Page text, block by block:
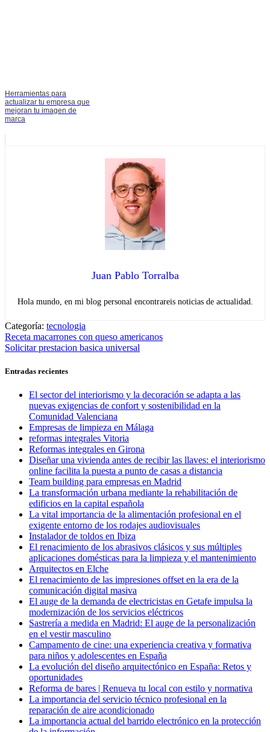
Herramientas para
actualizar tu empresa que
mejoran tu imagen de
marca
Juan Pablo Torralba
Hola mundo, en mi blog personal encontrareis noticias de actualidad.
Categoría: tecnologia
Navegación
de
entradas
Entrada
anterior:
Receta macarrones con queso americanos
Entrada
Solicitar prestacion basica universal
Entradas recientes
El sector del interiorismo y la decoración se adapta a las
nuevas exigencias de confort y sostenibilidad en la
Comunidad Valenciana
Empresas de limpieza en Málaga
reformas integrales Vitoria
Reformas integrales en Girona
Diseñar una vivienda antes de recibir las llaves: el interiorismo
online facilita la puesta a punto de casas a distancia
Team building para empresas en Madrid
La transformación urbana mediante la rehabilitación de
edificios en la capital española
La vital importancia de la alimentación profesional en el
exigente entorno de los rodajes audiovisuales
Instalador de toldos en Ibiza
El renacimiento de los abrasivos clásicos y sus múltiples
aplicaciones domésticas para la limpieza y el mantenimiento
Arquitectos en Elche
El renacimiento de las impresiones offset en la era de la
comunicación digital masiva
El auge de la demanda de electricistas en Getafe impulsa la
modernización de los servicios eléctricos
Sastrería a medida en Madrid: El auge de la personalización
en el vestir masculino
Campamento de cine: una experiencia creativa y formativa
para niños y adolescentes en España
La evolución del diseño arquitectónico en España: Retos y
oportunidades
Reforma de bares | Renueva tu local con estilo y normativa
La importancia del servicio técnico profesional en la
reparación de aire acondicionado
La importancia actual del barrido electrónico en la protección